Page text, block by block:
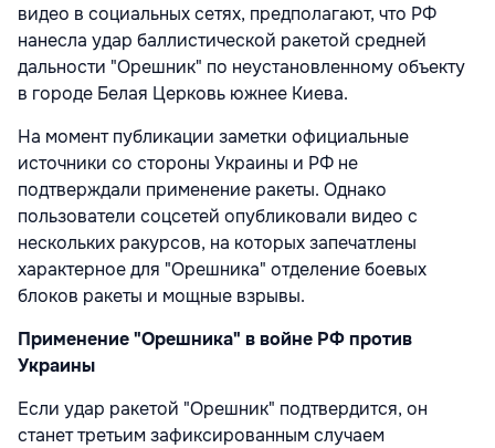
видео в социальных сетях, предполагают, что РФ
нанесла удар баллистической ракетой средней
дальности "Орешник" по неустановленному объекту
в городе Белая Церковь южнее Киева.
На момент публикации заметки официальные
источники со стороны Украины и РФ не
подтверждали применение ракеты. Однако
пользователи соцсетей опубликовали видео с
нескольких ракурсов, на которых запечатлены
характерное для "Орешника" отделение боевых
блоков ракеты и мощные взрывы.
Применение "Орешника" в войне РФ против
Украины
Если удар ракетой "Орешник" подтвердится, он
станет третьим зафиксированным случаем